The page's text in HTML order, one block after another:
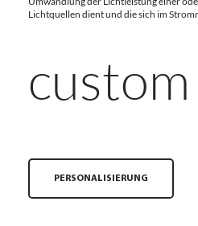
Lichtquellen dient und die sich im
custom
PERSONALISIERUNG